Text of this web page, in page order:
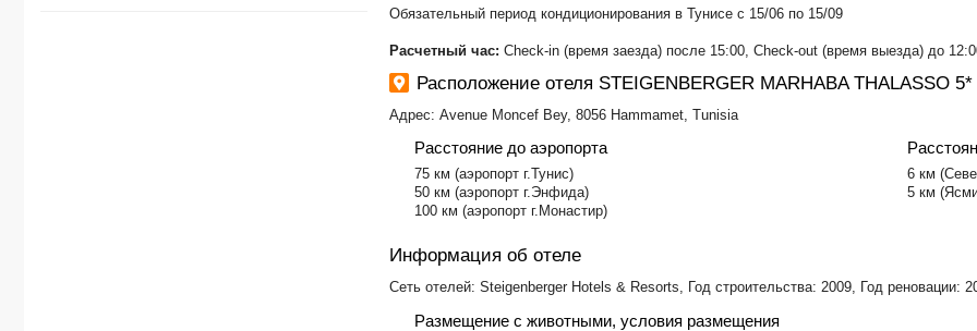
Обязательный период кондиционирования в Тунисе с 15/06 по 15/09
​Расчетный час: Check-in (время заезда) после 15:00, Check-out (время выезда) до
Расположение отеля STEIGENBERGER MARHABA THALASSO 5*
Адрес: Avenue Moncef Bey, 8056 Hammamet, Tunisia
Расстояние до аэропорта
75 км (аэропорт г.Тунис)
50 км (аэропорт г.Энфида)
100 км (аэропорт г.Монастир)
6 км
5 км
Информация об отеле
Сеть отелей: Steigenberger Hotels & Resorts, Год строительства: 2009, Год реновации:
Размещение с животными, условия размещения